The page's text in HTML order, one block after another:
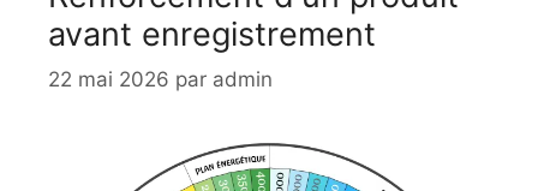
avant enregistrement
22 mai 2026 par admin